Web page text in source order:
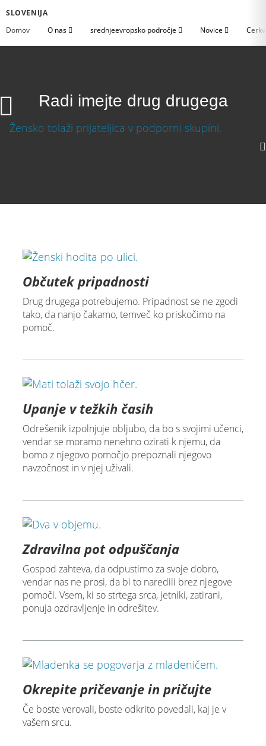
SLOVENIJA
Domov
O nas srednjeevropsko področje Novice
Radi imejte drug drugega
Občutek pripadnosti
Drug drugega potrebujemo. Pripadnost se ne zgodi
tako, da nanjo čakamo, temveč ko priskočimo na
pomoč.
Upanje v težkih časih
Odrešenik izpolnjuje obljubo, da bo s svojimi učenci,
vendar se moramo nenehno ozirati k njemu, da
bomo z njegovo pomočjo prepoznali njegovo
navzočnost in v njej uživali.
Zdravilna pot odpuščanja
Gospod zahteva, da odpustimo za svoje dobro,
vendar nas ne prosi, da bi to naredili brez njegove
pomoči. Vsem, ki so strtega srca, jetniki, zatirani,
ponuja ozdravljenje in odrešitev.
Okrepite pričevanje in pričujte
Če boste verovali, boste odkrito povedali, kaj je v
vašem srcu.